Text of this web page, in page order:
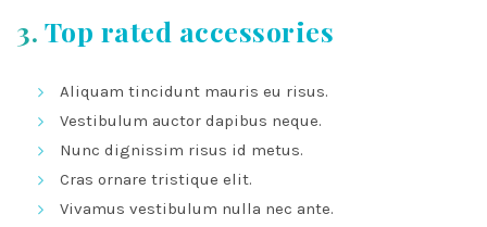
3. Top rated accessories
Aliquam tincidunt mauris eu risus.
Vestibulum auctor dapibus neque.
Nunc dignissim risus id metus.
Cras ornare tristique elit.
Vivamus vestibulum nulla nec ante.